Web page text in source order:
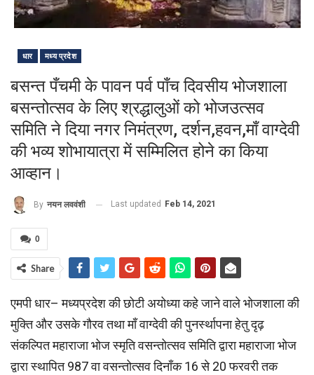
धार मध्य प्रदेश
बसन्त पँचमी के पावन पर्व पाँच दिवसीय भोजशाला
बसन्तोत्सव के लिए श्रद्धालुओं को भोजउत्सव
समिति ने दिया नगर निमंत्रण, दर्शन,हवन,माँ वाग्देवी
की भव्य शोभायात्रा में सम्मिलित होने का किया
आव्हान।
By नयन लववंशी Last updated Feb 14, 2021
0
Share
एमपी धार– मध्यप्रदेश की छोटी अयोध्या कहे जाने वाले भोजशाला की
मुक्ति और उसके गौरव तथा माँ वाग्देवी की पुनर्स्थापना हेतु दृढ़
संकल्पित महाराजा भोज स्मृति वसन्तोत्सव समिति द्वारा महाराजा भोज
द्वारा स्थापित 987 वा वसन्तोत्सव दिनाँक 16 से 20 फरवरी तक